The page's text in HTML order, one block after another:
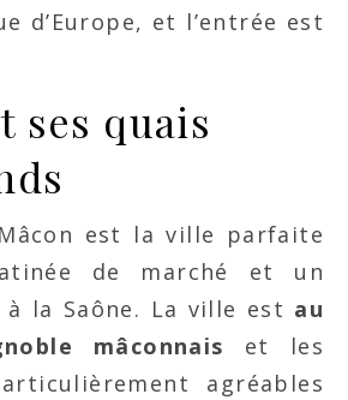
d’Europe, et l’entrée est
ses quais
est la ville parfaite
de marché et un
la Saône. La ville est au
mâconnais et les
agréables